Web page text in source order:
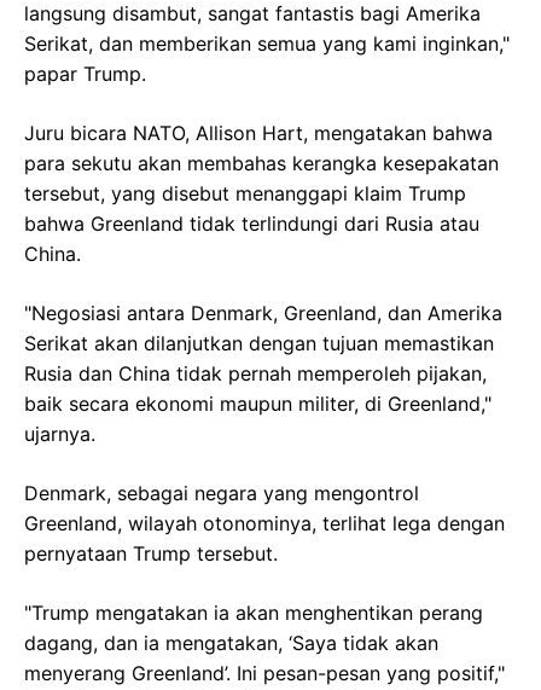
langsung disambut, sangat fantastis bagi Amerika
Serikat, dan memberikan semua yang kami inginkan,"
papar Trump.
Juru bicara NATO, Allison Hart, mengatakan bahwa
para sekutu akan membahas kerangka kesepakatan
tersebut, yang disebut menanggapi klaim Trump
bahwa Greenland tidak terlindungi dari Rusia atau
China.
"Negosiasi antara Denmark, Greenland, dan Amerika
Serikat akan dilanjutkan dengan tujuan memastikan
Rusia dan China tidak pernah memperoleh pijakan,
baik secara ekonomi maupun militer, di Greenland,"
ujarnya.
Denmark, sebagai negara yang mengontrol
Greenland, wilayah otonominya, terlihat lega dengan
pernyataan Trump tersebut.
"Trump mengatakan ia akan menghentikan perang
dagang, dan ia mengatakan, ‘Saya tidak akan
menyerang Greenland’. Ini pesan-pesan yang positif,"